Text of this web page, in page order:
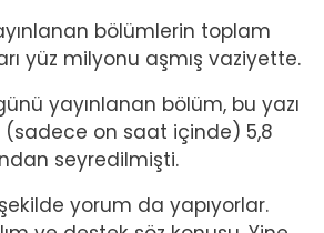
bölümlerin toplam
yüz milyonu aşmış vaziyette.
yayınlanan bölüm, bu yazı
(sadece on saat içinde) 5,8
seyredilmişti.
yorum da yapıyorlar.